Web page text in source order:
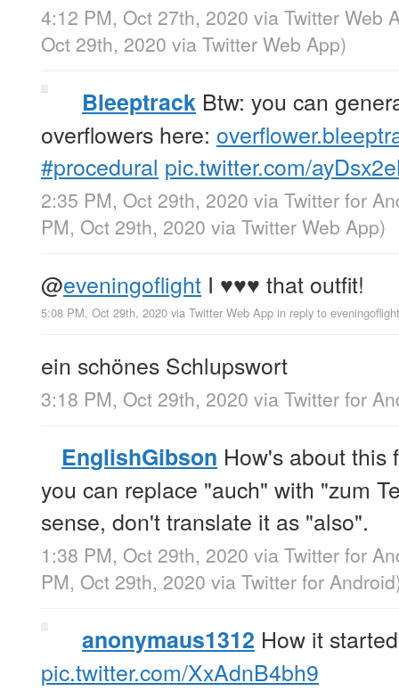
4:12 PM, Oct 27th, 2020 via Twitter Web
Oct 29th, 2020 via Twitter Web App)
Bleeptrack Btw: you can
overflowers here:
#procedural pic.twitter.com/
2:35 PM, Oct 29th, 2020 via Twitter for
PM, Oct 29th, 2020 via Twitter Web App)
@eveningoflight I ♥️♥️♥️ that outfit!
5:08 PM, Oct 29th, 2020 via Twitter Web App in reply to eveningoflight
ein schönes Schlupswort
3:18 PM, Oct 29th, 2020 via Twitter for
EnglishGibson How's about this
you can replace "auch" with "zum
sense, don't translate it as "also".
1:38 PM, Oct 29th, 2020 via Twitter for
PM, Oct 29th, 2020 via Twitter for Android
anonymaus1312 How it
pic.twitter.com/XxAdnB4bh9